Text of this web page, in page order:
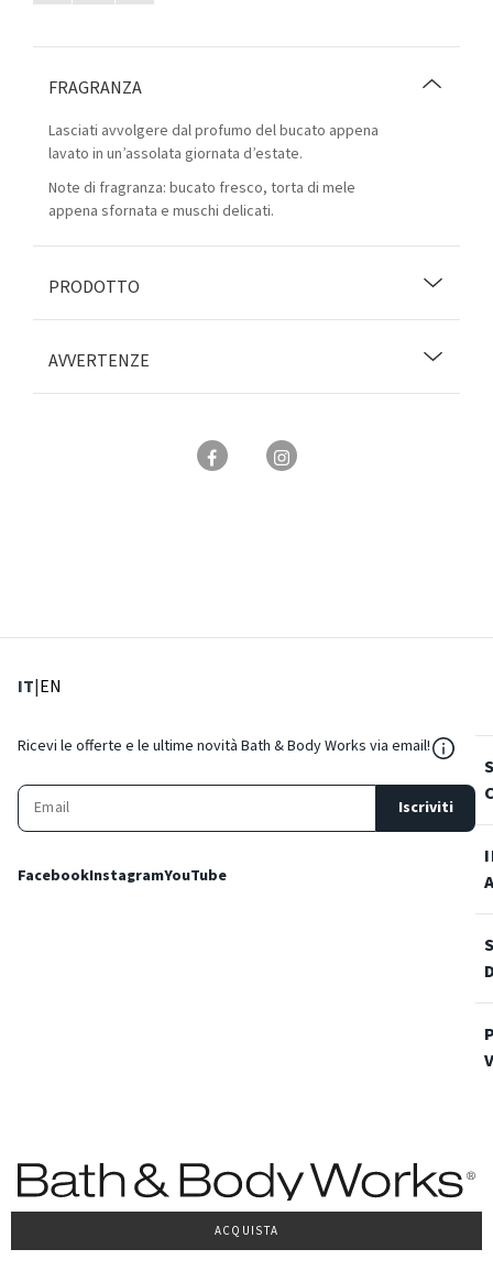
ACQUISTA
FRAGRANZA
Lasciati avvolgere dal profumo del bucato appena
lavato in un’assolata giornata d’estate.
Note di fragranza: bucato fresco, torta di mele
appena sfornata e muschi delicati.
PRODOTTO
AVVERTENZE
IT: Lingua corrente
|EN
Ricevi le offerte e le ultime novità Bath & Body Works via email!
Iscriviti
FacebookInstagramYouTube